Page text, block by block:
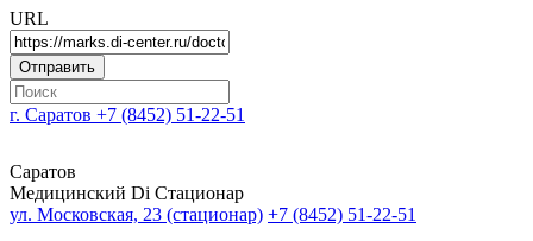
URL
г. Саратов +7 (8452) 51-22-51
Саратов
Медицинский Di Стационар
ул. Московская, 23 (стационар) +7 (8452) 51-22-51